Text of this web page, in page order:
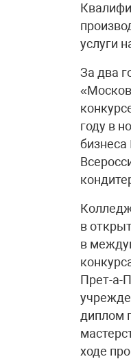
услуги
За два
году в
в
в
Прет-а-
диплом
ходе